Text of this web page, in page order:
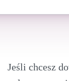
Jeśli chcesz